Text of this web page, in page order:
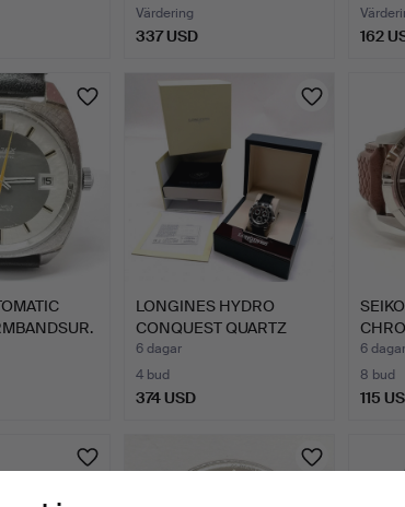
Värdering
337 USD 162
LONGINES HYDRO
CONQUEST QUARTZ
ARMBANDSUR …
6 dagar
4 bud
374 USD
6 dagar
8 bud
115